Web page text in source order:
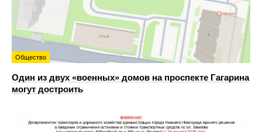
Общество
Один из двух «военных» домов на проспекте Гагарина
могут достроить